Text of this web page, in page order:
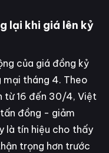
lại khi giá lên kỷ
của giá đồng kỷ
mại tháng 4. Theo
từ 16 đến 30/4, Việt
đồng - giảm
là tín hiệu cho thấy
trọng hơn trước